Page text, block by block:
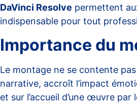
DaVinci Resolve permettent
indispensable pour tout
Importance du
Le montage ne se contente
narrative, accroît l’impact
et sur l’accueil d’une œuvre par